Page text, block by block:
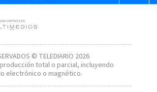
© TELEDIARIO 2026
total o parcial, incluyendo
electrónico o magnético.